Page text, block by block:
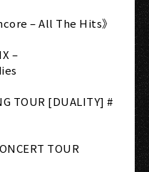
– All The Hits》
–
TOUR [DUALITY] #
TOUR